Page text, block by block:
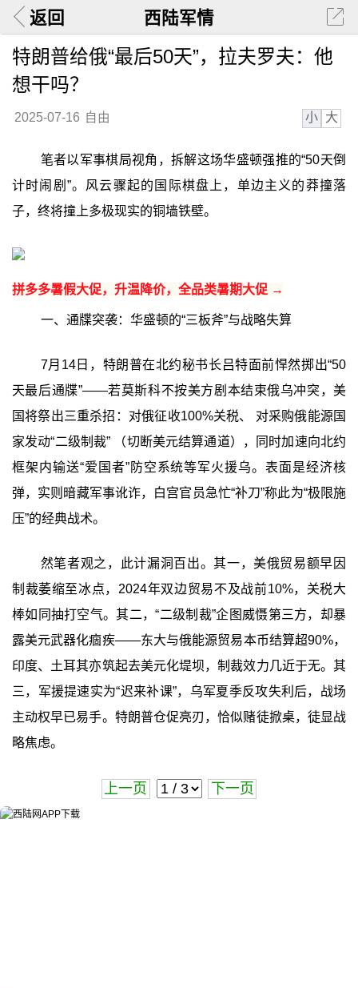
返回 西陆军情
特朗普给俄“最后50天”，拉夫罗夫：他
想干吗？
2025-07-16 自由 小 大
笔者以军事棋局视角，拆解这场华盛顿强推的“50天倒
计时闹剧”。风云骤起的国际棋盘上，单边主义的莽撞落
子，终将撞上多极现实的铜墙铁壁。
拼多多暑假大促，升温降价，全品类暑期大促 →
一、通牒突袭：华盛顿的“三板斧”与战略失算
7月14日，特朗普在北约秘书长吕特面前悍然掷出“50
天最后通牒”——若莫斯科不按美方剧本结束俄乌冲突，美
国将祭出三重杀招：对俄征收100%关税、 对采购俄能源国
家发动“二级制裁” （切断美元结算通道），同时加速向北约
框架内输送“爱国者”防空系统等军火援乌。表面是经济核
弹，实则暗藏军事讹诈，白宫官员急忙“补刀”称此为“极限施
压”的经典战术。
然笔者观之，此计漏洞百出。其一，美俄贸易额早因
制裁萎缩至冰点，2024年双边贸易不及战前10%，关税大
棒如同抽打空气。其二，“二级制裁”企图威慑第三方，却暴
露美元武器化痼疾——东大与俄能源贸易本币结算超90%，
印度、土耳其亦筑起去美元化堤坝，制裁效力几近于无。其
三，军援提速实为“迟来补课”，乌军夏季反攻失利后，战场
主动权早已易手。特朗普仓促亮刃，恰似赌徒掀桌，徒显战
略焦虑。
上一页 下一页